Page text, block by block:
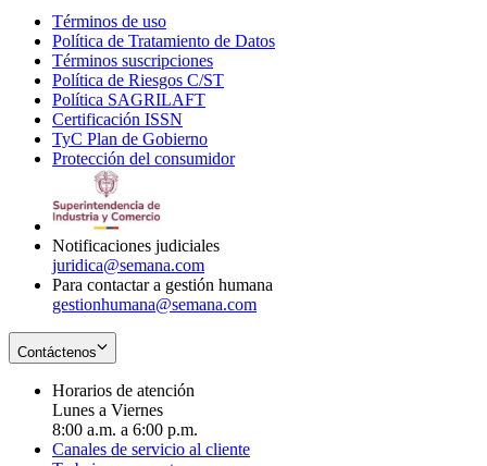
Términos de uso
in
new
window
Política de Tratamiento de Datos
Términos suscripciones
in
Política de Riesgos C/ST
Política SAGRILAFT
new
window
Certificación ISSN
in
new
TyC Plan de Gobierno
in
Protección del consumidorOpens
Notificaciones judiciales
juridica@semana.com
Para contactar a gestión humana
gestionhumana@semana.com
Contáctenos
Horarios de atención
Lunes a Viernes
8:00 a.m. a 6:00 p.m.
Canales de servicio al cliente